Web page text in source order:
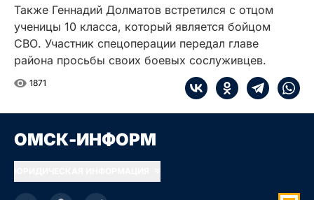
Также Геннадий Долматов встретился с отцом
ученицы 10 класса, который является бойцом
СВО. Участник спецоперации передал главе
района просьбы своих боевых сослуживцев.
1871
ОМСК-ИНФОРМ